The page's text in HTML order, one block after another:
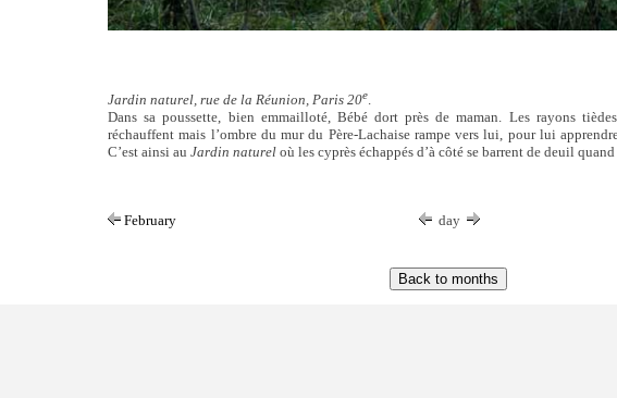
Jardin naturel, rue de la Réunion, Paris 20e.
Dans sa poussette, bien emmailloté, Bébé dort près de maman. Les rayons
réchauffent mais l’ombre du mur du Père-Lachaise rampe vers lui, pour lui
C’est ainsi au Jardin naturel où les cyprès échappés d’à côté se barrent de deuil
February day